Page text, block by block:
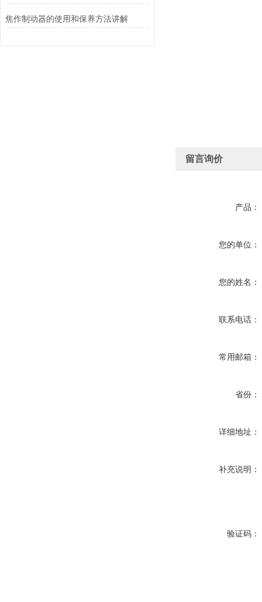
焦作制动器的使用和保养方法讲解
留言询价
产品：
您的单位：
您的姓名：
联系电话：
常用邮箱：
省份：
详细地址：
补充说明：
验证码：